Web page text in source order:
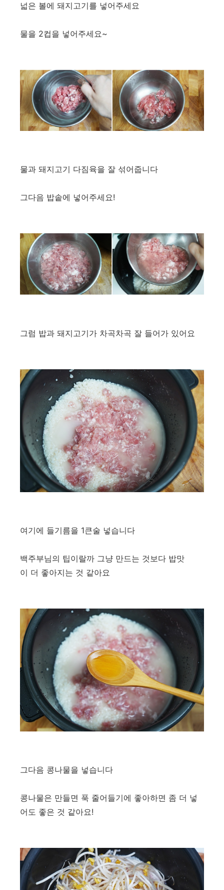
넓은 볼에 돼지고기를 넣어주세요
물을 2컵을 넣어주세요~
물과 돼지고기 다짐육을 잘 섞어줍니다
그다음 밥솥에 넣어주세요!
그럼 밥과 돼지고기가 차곡차곡 잘 들어가 있어요
여기에 들기름을 1큰술 넣습니다
백주부님의 팁이랄까 그냥 만드는 것보다 밥맛
이 더 좋아지는 것 같아요
그다음 콩나물을 넣습니다
콩나물은 만들면 푹 줄어들기에 좋아하면 좀 더 넣
어도 좋은 것 같아요!